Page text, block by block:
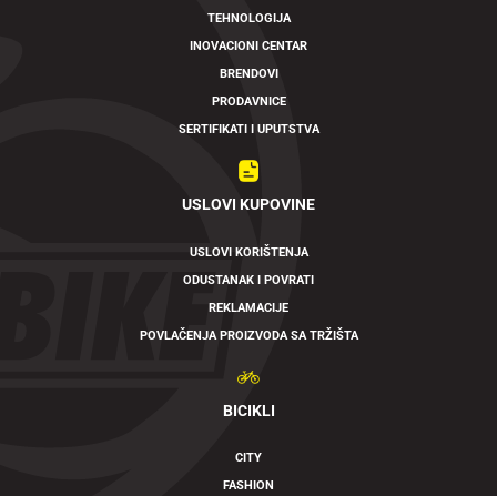
TEHNOLOGIJA
INOVACIONI CENTAR
BRENDOVI
PRODAVNICE
SERTIFIKATI I UPUTSTVA
USLOVI KUPOVINE
USLOVI KORIŠTENJA
ODUSTANAK I POVRATI
REKLAMACIJE
POVLAČENJA PROIZVODA SA TRŽIŠTA
BICIKLI
CITY
FASHION